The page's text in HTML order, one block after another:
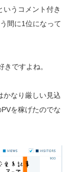
いうコメント付き
間に1位になって
ですよね。
かなり厳しい見込
を稼げたのでな